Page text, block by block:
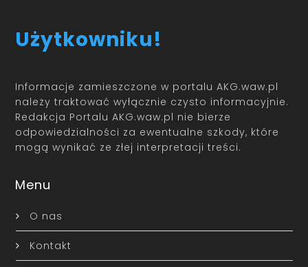
Użytkowniku!
Informacje zamieszczone w portalu AKG.waw.pl
należy traktować wyłącznie czysto informacyjnie.
Redakcja Portalu AKG.waw.pl nie bierze
odpowiedzialności za ewentualne szkody, które
mogą wynikać ze złej interpretacji treści.
Menu
O nas
Kontakt